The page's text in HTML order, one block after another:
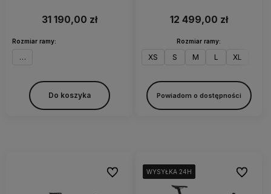
31 190,00 zł
Rozmiar ramy:
50
Do koszyka
12 499,00 zł
Rozmiar ramy:
XS S M L XL
Powiadom o dostępności
Do ulubionychWYSYŁKA 24H
WYSYŁKA 24H
WYSYŁKA 24H
WYSYŁKA 24H
WYSYŁKA 24H
WYSYŁKA 24H Do